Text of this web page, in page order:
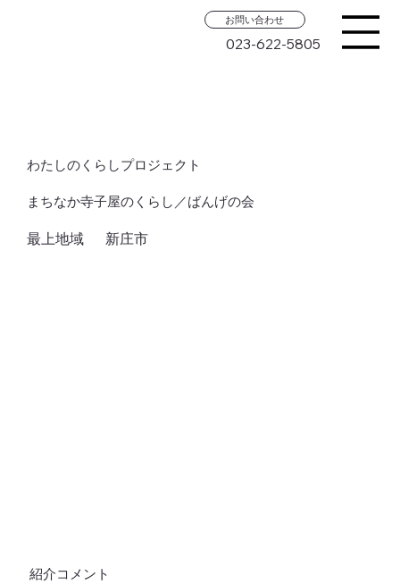
お問い合わせ
023-622-5805
わたしのくらしプロジェクト
まちなか寺子屋のくらし／ばんげの会
最上地域 新庄市
紹介コメント